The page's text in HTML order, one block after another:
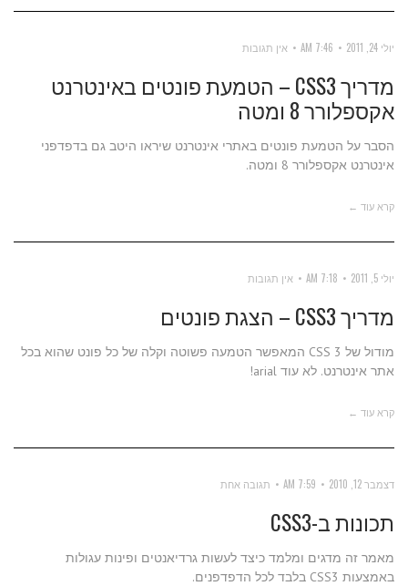
יולי 24, 2011 7:46 AM אין תגובות
מדריך CSS3 – הטמעת פונטים באינטרנט
אקספלורר 8 ומטה
הסבר על הטמעת פונטים באתרי אינטרנט שיראו היטב גם בדפדפני
אינטרנט אקספלורר 8 ומטה.
קרא עוד ←
יולי 5, 2011 7:18 AM אין תגובות
מדריך CSS3 – הצגת פונטים
מודול של CSS 3 המאפשר הטמעה פשוטה וקלה של כל פונט שהוא בכל
אתר אינטרנט. לא עוד arial!
קרא עוד ←
דצמבר 12, 2010 7:59 AM תגובה אחת
תכונות ב-CSS3
מאמר זה מדגים ומלמד כיצד לעשות גרדיאנטים ופינות עגולות
באמצעות CSS3 בלבד לכל הדפדפנים.